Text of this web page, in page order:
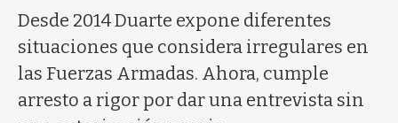
Desde 2014 Duarte expone diferentes
situaciones que considera irregulares en
las Fuerzas Armadas. Ahora, cumple
arresto a rigor por dar una entrevista sin